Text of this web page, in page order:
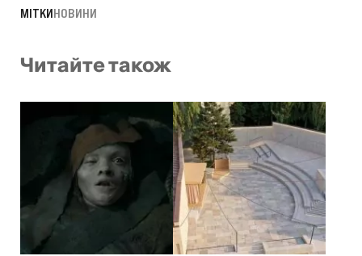
МІТКИНОВИНИ
Читайте також